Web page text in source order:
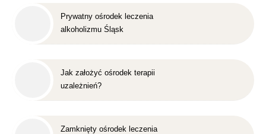
Prywatny ośrodek leczenia
alkoholizmu Śląsk
Jak założyć ośrodek terapii
uzależnień?
Zamknięty ośrodek leczenia